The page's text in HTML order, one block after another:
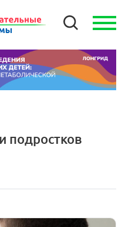
подростков